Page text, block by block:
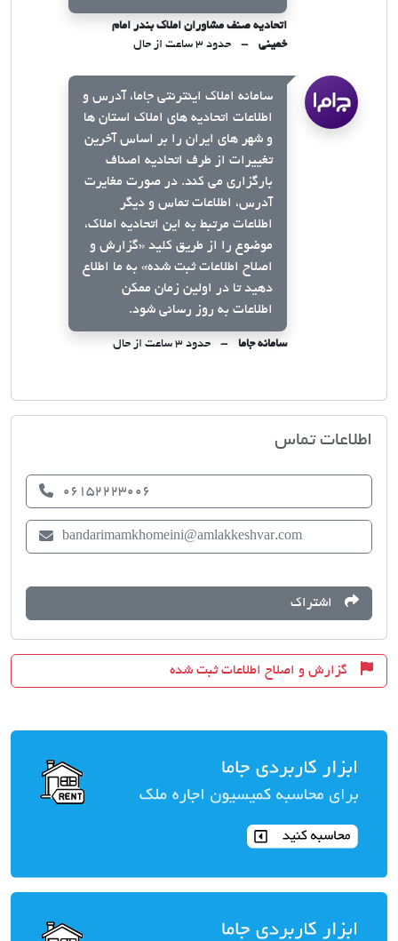
اتحادیه صنف مشاوران املاک بندر امام
خمینی
حدود ۳ ساعت از حال
سامانه املاک اینترنتی جاما، آدرس و
اطلاعات اتحادیه های املاک استان ها
و شهر های ایران را بر اساس آخرین
تغییرات از طرف اتحادیه اصناف
بارگزاری می کند. در صورت مغایرت
آدرس، اطلاعات تماس و دیگر
اطلاعات مرتبط به این اتحادیه املاک،
موضوع را از طریق کلید «گزارش و
اصلاح اطلاعات ثبت شده» به ما اطلاع
دهید تا در اولین زمان ممکن
اطلاعات به روز رسانی شود.
سامانه جاما حدود ۳ ساعت از حال
اطلاعات تماس
06152223006
bandarimamkhomeini@amlakkeshvar.com
اشتراک
گزارش و اصلاح اطلاعات ثبت شده